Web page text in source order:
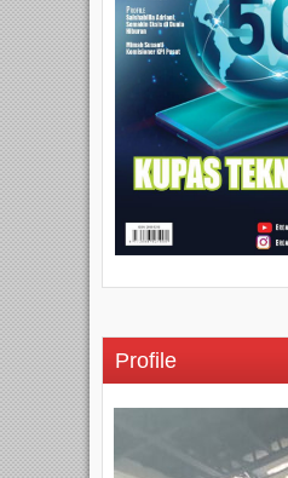
Profile